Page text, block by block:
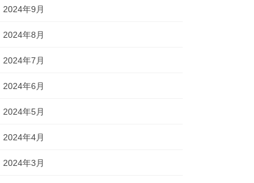
2024年9月
2024年8月
2024年7月
2024年6月
2024年5月
2024年4月
2024年3月